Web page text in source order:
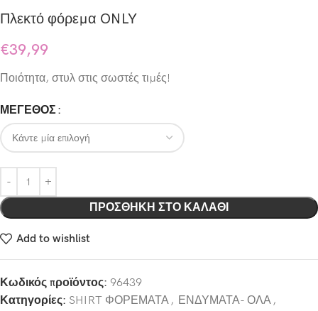
Πλεκτό φόρεμα ONLY
€39,99
Ποιότητα, στυλ στις σωστές τιμές!
ΜΕΓΕΘΟΣ
ΠΡΟΣΘΉΚΗ ΣΤΟ ΚΑΛΆΘΙ
Add to wishlist
Κωδικός προϊόντος: 96439
Κατηγορίες: SHIRT ΦΟΡΕΜΑΤΑ, ΕΝΔΥΜΑΤΑ- ΟΛΑ,